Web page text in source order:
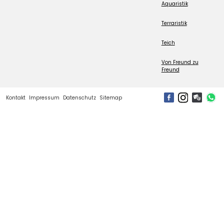
Aquaristik
Terraristik
Teich
Von Freund zu
Freund
Kontakt Impressum Datenschutz Sitemap